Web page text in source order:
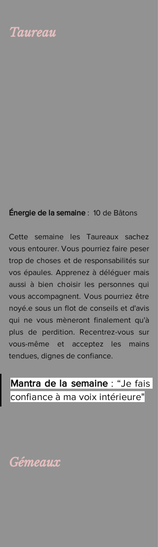
Taureau
Énergie de la semaine :  10 de Bâtons
Cette semaine les Taureaux sachez
vous entourer. Vous pourriez faire peser
trop de choses et de responsabilités sur
vos épaules. Apprenez à déléguer mais
aussi à bien choisir les personnes qui
vous accompagnent. Vous pourriez être
noyé.e sous un flot de conseils et d'avis
qui ne vous mèneront finalement qu'à
plus de perdition. Recentrez-vous sur
vous-même et acceptez les mains
tendues, dignes de confiance.
Mantra de la semaine : “Je fais
confiance à ma voix intérieure"
Gémeaux